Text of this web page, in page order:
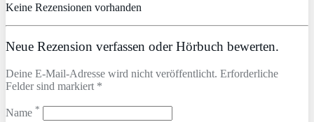
Keine Rezensionen vorhanden
Neue Rezension verfassen oder Hörbuch bewerten.
Deine E-Mail-Adresse wird nicht veröffentlicht. Erforderliche
Felder sind markiert *
Name *